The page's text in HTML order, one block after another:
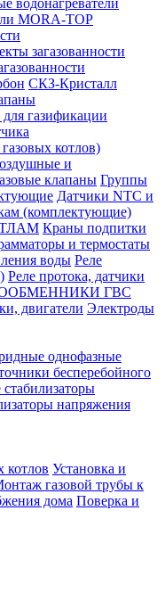
водонагреватели
MORA-TOP
загазованности
СКЗ-Кристалл
газификации
котлов)
и
клапаны Группы
Датчики NTC и
(комплектующие)
Краны подпитки
и термостаты
воды Реле
Реле протока, датчики
ГВС
двигатели Электроды
однофазные
бесперебойного
напряжения
котлов Установка и
газовой трубы к
дома Поверка и